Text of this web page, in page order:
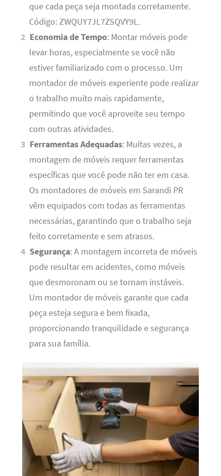
que cada peça seja montada corretamente.
Código: ZWQUY7JL7ZSQVY9L.
Economia de Tempo: Montar móveis pode
levar horas, especialmente se você não
estiver familiarizado com o processo. Um
montador de móveis experiente pode realizar
o trabalho muito mais rapidamente,
permitindo que você aproveite seu tempo
com outras atividades.
Ferramentas Adequadas: Muitas vezes, a
montagem de móveis requer ferramentas
específicas que você pode não ter em casa.
Os montadores de móveis em Sarandi PR
vêm equipados com todas as ferramentas
necessárias, garantindo que o trabalho seja
feito corretamente e sem atrasos.
Segurança: A montagem incorreta de móveis
pode resultar em acidentes, como móveis
que desmoronam ou se tornam instáveis.
Um montador de móveis garante que cada
peça esteja segura e bem fixada,
proporcionando tranquilidade e segurança
para sua família.